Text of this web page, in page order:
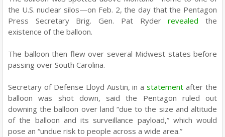
the U.S. nuclear silos—on Feb. 2, the day that the Pentagon
Press Secretary Brig. Gen. Pat Ryderrevealed the
existence of the balloon.
The balloon then flew over several Midwest states before
passing over South Carolina.
Secretary of Defense Lloyd Austin, in astatement after the
balloon was shot down, said the Pentagon ruled out
downing the balloon over land “due to the size and altitude
of the balloon and its surveillance payload,” which would
pose an “undue risk to people across a wide area.”